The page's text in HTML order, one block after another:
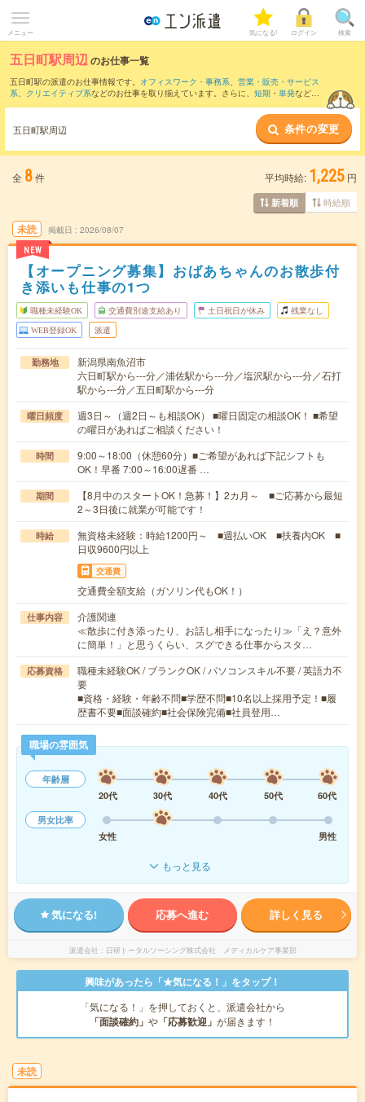
メニュー 気になる! ログイン 検索
五日町駅周辺のお仕事一覧
五日町駅の派遣のお仕事情報です。 オフィスワーク・事務系、 営業・販売・サービス
系、 クリエイティブ系などのお仕事を取り揃えています。さらに、 短期 ・ 単発などの
また、六日町駅
など近隣駅のお仕事もご確
認いただけます。
五日町駅周辺 条件の変更
全 8件 平均時給: 1,225 円
新着順 時給順
未読
NEW
掲載日 2026/08/07
【オープニング募集】おばあちゃんのお散歩付
き添いも仕事の1つ
職種未経験OK 交通費別途支給あり 土日祝日が休み 残業なし
WEB登録OK 派遣
勤務地
新潟県南魚沼市
六日町駅から---分／浦佐駅から---分／塩沢駅から---分／石打
駅から---分／五日町駅から---分
曜日頻度
週3日～（週2日～も相談OK） ■曜日固定の相談OK！ ■希望
の曜日があればご相談ください！
時間
9:00～18:00（休憩60分）■ご希望があれば下記シフトも
OK！早番 7:00～16:00遅番 …
期間
【8月中のスタートOK！急募！】2カ月～ ■ご応募から最短
2～3日後に就業が可能です！
時給
無資格未経験：時給1200円～ ■週払いOK ■扶養内OK ■
日収9600円以上
交通費
交通費全額支給（ガソリン代もOK！）
仕事内容
介護関連
≪散歩に付き添ったり、お話し相手になったり≫「え？意外
に簡単！」と思うくらい、スグできる仕事からスタ…
応募資格
職種未経験OK / ブランクOK / パソコンスキル不要 / 英語力不
要
■資格・経験・年齢不問■学歴不問■10名以上採用予定！■履
歴書不要■面談確約■社会保険完備■社員登用…
職場の雰囲気
年齢層
20代
30代 40代 50代
60代
男女比率
女性
男性
もっと見る
気になる! 応募へ進む 詳しく見る
派遣会社 日研トータルソーシング株式会社 メディカルケア事業部
興味があったら「★気になる！」をタップ！
「気になる！」を押しておくと、派遣会社から
「面談確約」 や 「応募歓迎」 が届きます！
未読